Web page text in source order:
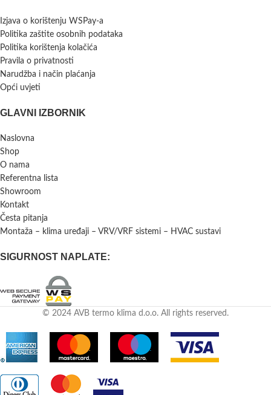
Izjava o korištenju WSPay-a
Politika zaštite osobnih podataka
Politika korištenja kolačića
Pravila o privatnosti
Narudžba i način plaćanja
Opći uvjeti
GLAVNI IZBORNIK
Naslovna
Shop
O nama
Referentna lista
Showroom
Kontakt
Česta pitanja
Montaža – klima uređaji – VRV/VRF sistemi – HVAC sustavi
SIGURNOST NAPLATE:
© 2024 AVB termo klima d.o.o. All rights reserved.